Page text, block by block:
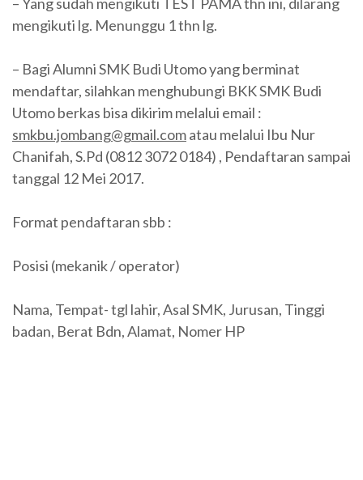
mengikuti lg. Menunggu 1 thn lg.
– Bagi Alumni SMK Budi Utomo yang berminat
mendaftar, silahkan menghubungi BKK SMK Budi
Utomo berkas bisa dikirim melalui email :
smkbu.jombang@gmail.comatau melalui Ibu Nur
Chanifah, S.Pd (0812 3072 0184) , Pendaftaran sampai
tanggal 12 Mei 2017.
Format pendaftaran sbb :
Posisi (mekanik / operator)
Nama, Tempat- tgl lahir, Asal SMK, Jurusan, Tinggi
badan, Berat Bdn, Alamat, Nomer HP